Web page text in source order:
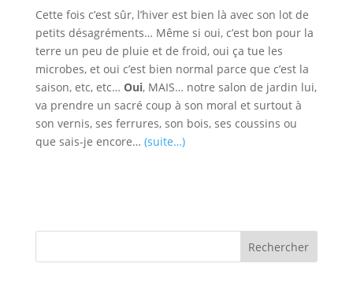
Cette fois c’est sûr, l’hiver est bien là avec son lot de
petits désagréments… Même si oui, c’est bon pour la
terre un peu de pluie et de froid, oui ça tue les
microbes, et oui c’est bien normal parce que c’est la
saison, etc, etc… Oui, MAIS… notre salon de jardin lui,
va prendre un sacré coup à son moral et surtout à
son vernis, ses ferrures, son bois, ses coussins ou
que sais-je encore… (suite…)